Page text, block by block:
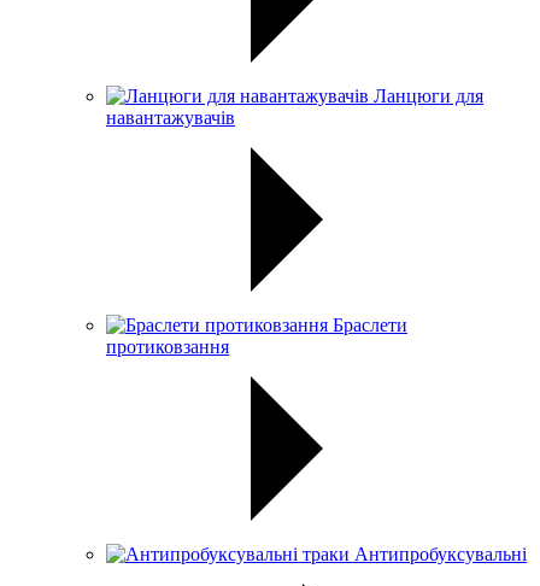
Ланцюги для
навантажувачів
Браслети
протиковзання
Антипробуксувальні